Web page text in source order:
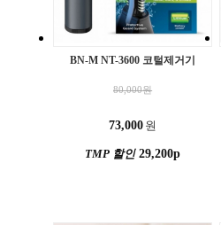
BN-M NT-3600 코털제거기
80,000원
73,000 원
TMP 할인29,200p